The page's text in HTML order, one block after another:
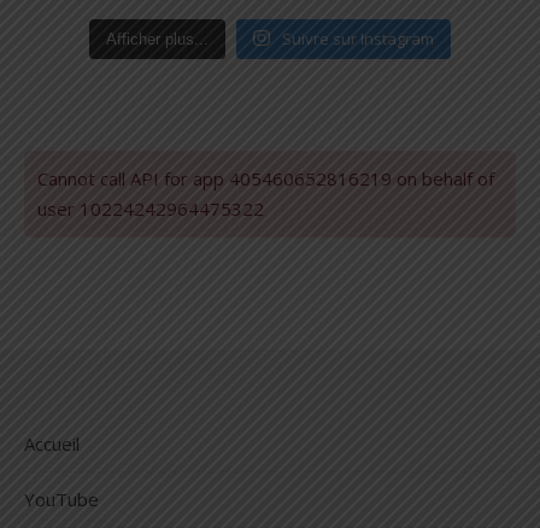
Afficher plus... Suivre sur Instagram
Cannot call API for app 405460652816219 on behalf of
user 10224242964475322
Accueil
YouTube